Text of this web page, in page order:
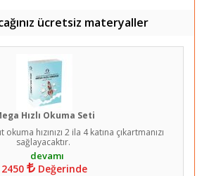
ücretsiz materyaller
Hızlı Okuma Seti
hızınızı 2 ila 4 katına çıkartmanızı
sağlayacaktır.
2450 Değerinde